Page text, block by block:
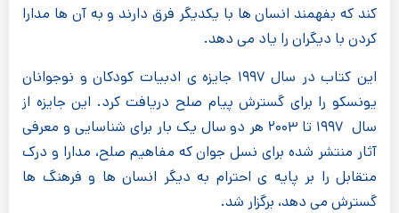
کند که بفهمند انسان ها با یکدیگر فرق دارند و به آن ها مدارا
کردن با دیگران را یاد می دهد.
این کتاب در سال ۱۹۹۷ جایزه ی ادبیات کودکان و نوجوانان
یونسکو را برای گسترش پیام صلح دریافت کرد. این جایزه از
سال ۱۹۹۷ تا ۲۰۰۳ هر دو سال یک بار برای شناسایی و معرفی
آثار منتشر شده برای نسل جوان که مفاهیم صلح، مدارا و درک
متقابل را بر پایه ی احترام به دیگر انسان ها و فرهنگ ها
گسترش می دهد، برگزار شد.